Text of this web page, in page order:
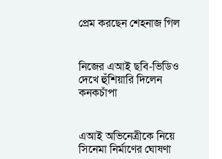
প্রেম করছেন শেহনাজ গিল
নিজের এআই ছবি-ভিডিও
দেখে হুঁশিয়ারি দিলেন
কনকচাঁপা
এআই অভিনেত্রীকে নিয়ে
সিনেমা নির্মাণের ঘোষণা